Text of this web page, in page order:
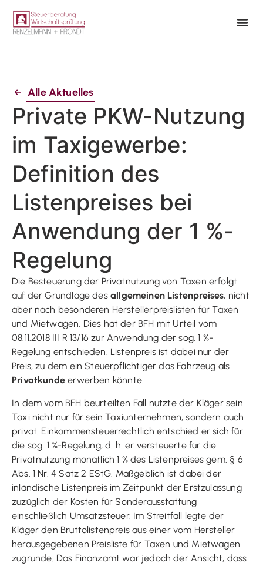
Alle Aktuelles
Private PKW-Nutzung
im Taxigewerbe:
Definition des
Listenpreises bei
Anwendung der 1 %-
Regelung
Die Besteuerung der Privatnutzung von Taxen erfolgt
auf der Grundlage des allgemeinen Listenpreises, nicht
aber nach besonderen Herstellerpreislisten für Taxen
und Mietwagen. Dies hat der BFH mit Urteil vom
08.11.2018 III R 13/16 zur Anwendung der sog. 1 %-
Regelung entschieden. Listenpreis ist dabei nur der
Preis, zu dem ein Steuerpflichtiger das Fahrzeug als
Privatkundeerwerben könnte.
In dem vom BFH beurteilten Fall nutzte der Kläger sein
Taxi nicht nur für sein Taxiunternehmen, sondern auch
privat. Einkommensteuerrechtlich entschied er sich für
die sog. 1 %-Regelung, d. h. er versteuerte für die
Privatnutzung monatlich 1 % des Listenpreises gem. § 6
Abs. 1 Nr. 4 Satz 2 EStG. Maßgeblich ist dabei der
inländische Listenpreis im Zeitpunkt der Erstzulassung
zuzüglich der Kosten für Sonderausstattung
einschließlich Umsatzsteuer. Im Streitfall legte der
Kläger den Bruttolistenpreis aus einer vom Hersteller
herausgegebenen Preisliste für Taxen und Mietwagen
zugrunde. Das Finanzamt war jedoch der Ansicht, dass